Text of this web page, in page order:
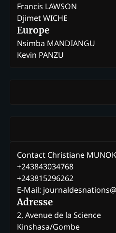
Francis LAWSON
Djimet WICHE
Europe
Nsimba MANDIANGU
Kevin PANZU
Contact Christiane
+243843034768
+243815296262
E-Mail:
Adresse
2, Avenue de la Science
Kinshasa/Gombe